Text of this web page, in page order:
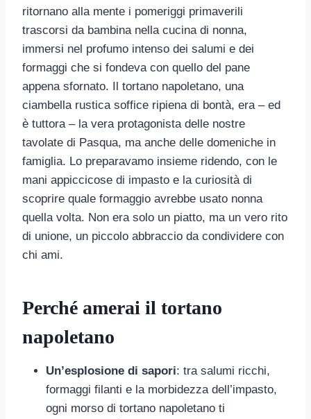
ritornano alla mente i pomeriggi primaverili
trascorsi da bambina nella cucina di nonna,
immersi nel profumo intenso dei salumi e dei
formaggi che si fondeva con quello del pane
appena sfornato. Il tortano napoletano, una
ciambella rustica soffice ripiena di bontà, era – ed
è tuttora – la vera protagonista delle nostre
tavolate di Pasqua, ma anche delle domeniche in
famiglia. Lo preparavamo insieme ridendo, con le
mani appiccicose di impasto e la curiosità di
scoprire quale formaggio avrebbe usato nonna
quella volta. Non era solo un piatto, ma un vero rito
di unione, un piccolo abbraccio da condividere con
chi ami.
Perché amerai il tortano
napoletano
Un’esplosione di sapori: tra salumi ricchi,
formaggi filanti e la morbidezza dell’impasto,
ogni morso di tortano napoletano ti